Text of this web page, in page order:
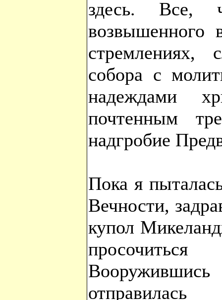
здесь. Все,
возвышенного
стремлениях,
собора с
надеждами
почтенным
надгробие
Пока я
Вечности,
купол